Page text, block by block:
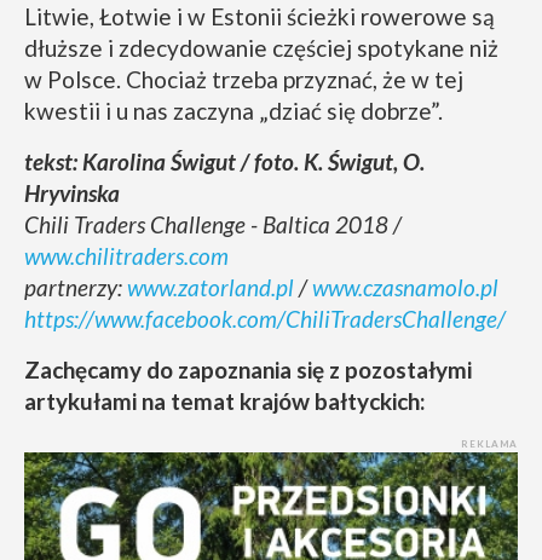
Litwie, Łotwie i w Estonii ścieżki rowerowe są
dłuższe i zdecydowanie częściej spotykane niż
w Polsce. Chociaż trzeba przyznać, że w tej
kwestii i u nas zaczyna „dziać się dobrze”.
tekst: Karolina Świgut / foto. K. Świgut, O.
Hryvinska
Chili Traders Challenge - Baltica 2018 /
www.chilitraders.com
partnerzy:www.zatorland.pl /www.czasnamolo.pl
https://www.facebook.com/ChiliTradersChallenge/
Zachęcamy do zapoznania się z pozostałymi
artykułami na temat krajów bałtyckich:
REKLAMA